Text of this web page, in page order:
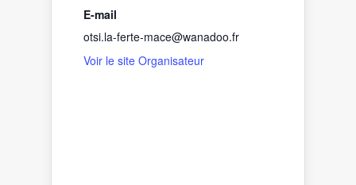
E-mail
otsi.la-ferte-mace@wanadoo.fr
Voir le site Organisateur